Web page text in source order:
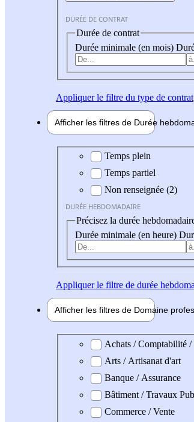
DURÉE DE CONTRAT
Durée de contrat
Durée minimale (en mois)
Appliquerle filtre du type de contrat
Afficher les filtres de Durée hebdo
Durée hebdomadaire
Temps plein
Temps partiel
Non renseignée (2)
DURÉE HEBDOMADAIRE
Précisez la durée
Durée minimale (en heure)
Appliquerle filtre de durée
Afficher les filtres de Domaine pro
Domaine professionel
Achats / Comptabilité /
Arts / Artisanat d'art
Banque / Assurance
Bâtiment / Travaux
Commerce / Vente